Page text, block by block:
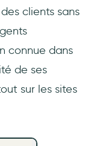
clients sans
connue dans
de ses
sur les sites